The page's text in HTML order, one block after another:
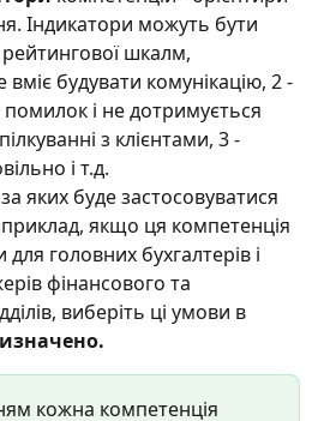
Індикатори можуть бути
рейтингової шкалм,
будувати комунікацію, 2 -
помилок і не дотримується
з клієнтами, 3 -
і т.д.
яких буде застосовуватися
якщо ця компетенція
для головних бухгалтерів і
фінансового та
виберіть ці умови в
кожна компетенція